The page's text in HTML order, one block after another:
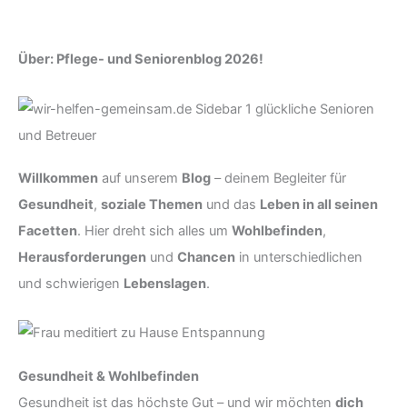
Über: Pflege- und Seniorenblog 2026!
Willkommen auf unserem Blog – deinem Begleiter für
Gesundheit, soziale Themen und das Leben in all seinen
Facetten. Hier dreht sich alles um Wohlbefinden,
Herausforderungen und Chancen in unterschiedlichen
und schwierigen Lebenslagen.
Gesundheit & Wohlbefinden
Gesundheit ist das höchste Gut – und wir möchten dich